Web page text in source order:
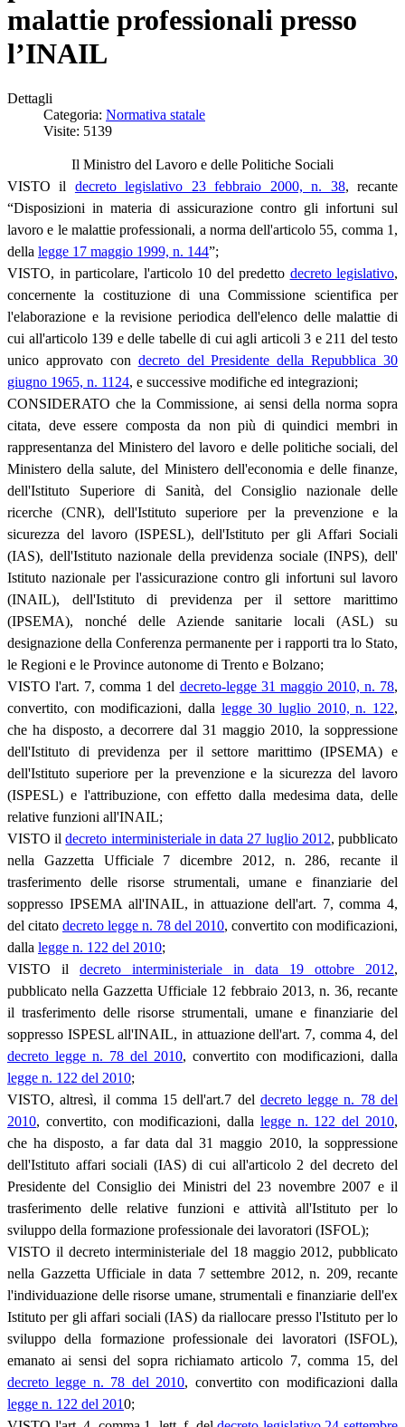
malattie professionali presso
l’INAIL
Dettagli
Categoria: Normativa statale
Visite: 5139
Il Ministro del Lavoro e delle Politiche Sociali
VISTO il decreto legislativo 23 febbraio 2000, n. 38, recante
“Disposizioni in materia di assicurazione contro gli infortuni sul
lavoro e le malattie professionali, a norma dell'articolo 55, comma 1,
della legge 17 maggio 1999, n. 144”;
VISTO, in particolare, l'articolo 10 del predetto decreto legislativo,
concernente la costituzione di una Commissione scientifica per
l'elaborazione e la revisione periodica dell'elenco delle malattie di
cui all'articolo 139 e delle tabelle di cui agli articoli 3 e 211 del testo
unico approvato con decreto del Presidente della Repubblica 30
giugno 1965, n. 1124, e successive modifiche ed integrazioni;
CONSIDERATO che la Commissione, ai sensi della norma sopra
citata, deve essere composta da non più di quindici membri in
rappresentanza del Ministero del lavoro e delle politiche sociali, del
Ministero della salute, del Ministero dell'economia e delle finanze,
dell'Istituto Superiore di Sanità, del Consiglio nazionale delle
ricerche (CNR), dell'Istituto superiore per la prevenzione e la
sicurezza del lavoro (ISPESL), dell'Istituto per gli Affari Sociali
(IAS), dell'Istituto nazionale della previdenza sociale (INPS), dell'
Istituto nazionale per l'assicurazione contro gli infortuni sul lavoro
(INAIL), dell'Istituto di previdenza per il settore marittimo
(IPSEMA), nonché delle Aziende sanitarie locali (ASL) su
designazione della Conferenza permanente per i rapporti tra lo Stato,
le Regioni e le Province autonome di Trento e Bolzano;
VISTO l'art. 7, comma 1 del decreto-legge 31 maggio 2010, n. 78,
convertito, con modificazioni, dalla legge 30 luglio 2010, n. 122,
che ha disposto, a decorrere dal 31 maggio 2010, la soppressione
dell'Istituto di previdenza per il settore marittimo (IPSEMA) e
dell'Istituto superiore per la prevenzione e la sicurezza del lavoro
(ISPESL) e l'attribuzione, con effetto dalla medesima data, delle
relative funzioni all'INAIL;
VISTO ildecreto interministeriale in data 27 luglio 2012, pubblicato
nella Gazzetta Ufficiale 7 dicembre 2012, n. 286, recante il
trasferimento delle risorse strumentali, umane e finanziarie del
soppresso IPSEMA all'INAIL, in attuazione dell'art. 7, comma 4,
del citato decreto legge n. 78 del 2010, convertito con modificazioni,
dalla legge n. 122 del 2010;
VISTO il decreto interministeriale in data 19 ottobre 2012,
pubblicato nella Gazzetta Ufficiale 12 febbraio 2013, n. 36, recante
il trasferimento delle risorse strumentali, umane e finanziarie del
soppresso ISPESL all'INAIL, in attuazione dell'art. 7, comma 4, del
decreto legge n. 78 del 2010, convertito con modificazioni, dalla
legge n. 122 del 2010;
VISTO, altresì, il comma 15 dell'art.7 del decreto legge n. 78 del
2010, convertito, con modificazioni, dalla legge n. 122 del 2010,
che ha disposto, a far data dal 31 maggio 2010, la soppressione
dell'Istituto affari sociali (IAS) di cui all'articolo 2 del decreto del
Presidente del Consiglio dei Ministri del 23 novembre 2007 e il
trasferimento delle relative funzioni e attività all'Istituto per lo
sviluppo della formazione professionale dei lavoratori (ISFOL);
VISTO il decreto interministeriale del 18 maggio 2012, pubblicato
nella Gazzetta Ufficiale in data 7 settembre 2012, n. 209, recante
l'individuazione delle risorse umane, strumentali e finanziarie dell'ex
Istituto per gli affari sociali (IAS) da riallocare presso l'Istituto per lo
sviluppo della formazione professionale dei lavoratori (ISFOL),
emanato ai sensi del sopra richiamato articolo 7, comma 15, del
decreto legge n. 78 del 2010, convertito con modificazioni dalla
legge n. 122 del 2010;